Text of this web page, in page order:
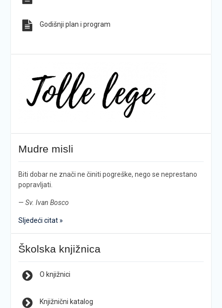
Godišnji plan i program
Mudre misli
Biti dobar ne znači ne činiti pogreške, nego se neprestano
popravljati.
— Sv. Ivan Bosco
Sljedeći citat »
Školska knjižnica
O knjižnici
Knjižnični katalog